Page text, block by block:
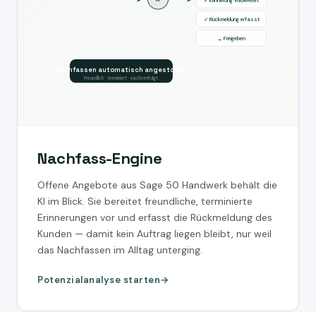
✓ Rückmeldung erfasst
→ Freigeben
Nachfassen automatisch angestoßen
Freundlich · terminiert · nachverfolgt
Nachfass-Engine
Offene Angebote aus Sage 50 Handwerk behält die
KI im Blick. Sie bereitet freundliche, terminierte
Erinnerungen vor und erfasst die Rückmeldung des
Kunden — damit kein Auftrag liegen bleibt, nur weil
das Nachfassen im Alltag unterging.
Potenzialanalyse starten